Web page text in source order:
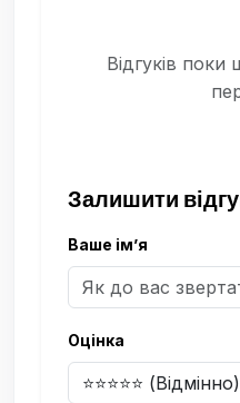
Відгуків
Залишити
Ваше ім’я
Оцінка